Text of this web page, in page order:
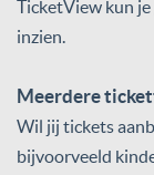
TicketView kun
inzien.
Meerdere
Wil jij tickets
bijvoorveeld